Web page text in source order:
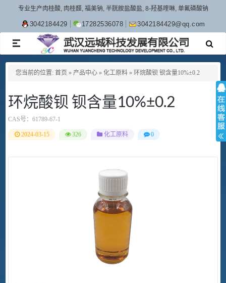
专业生产肉桂酸, 肉桂醛, 福美钠, 半胱胺盐酸盐, 8-羟基喹啉, 单氟磷酸钠
3042184429 17282536078 3042184429@qq.com
TOGGLE
NAVIGATION
您当前的位置: 首页 » 产品中心 » 化工原料 » 环烷酸钡 钡含量10%±0.2
环烷酸钡 钡含量10%±0.2
CAS号： 61789-67-1
2024-03-15 326 化工原料 0